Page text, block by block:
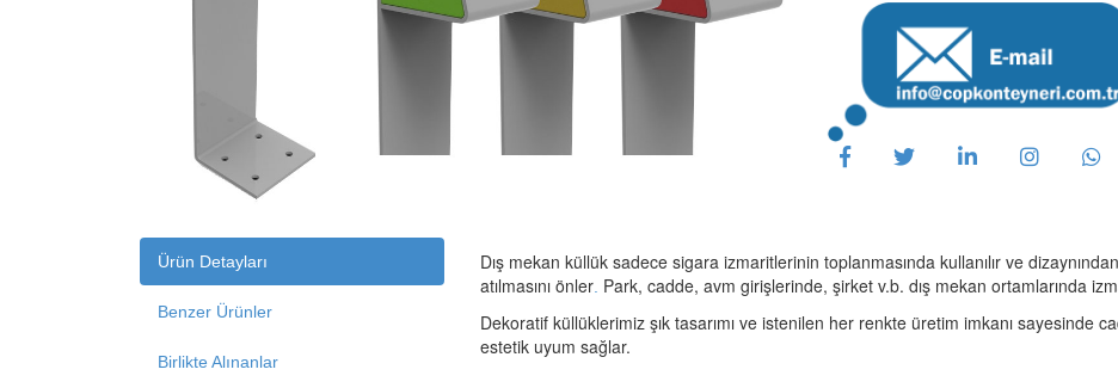
Ürün Detayları
Benzer Ürünler
Birlikte Alınanlar
Dış mekan küllük sadece sigara izmaritlerinin toplanmasında kullanılır ve
atılmasını önler Park, cadde, avm girişlerinde, şirket v.b. dış mekan ortamlarında
Dekoratif küllüklerimiz şık tasarımı ve istenilen her renkte üretim imkanı sayesinde
estetik uyum sağlar.